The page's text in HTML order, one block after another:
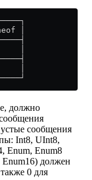
│
│
│
должно
сообщения
Int8, UInt8,
Enum, Enum8
должен
0 для